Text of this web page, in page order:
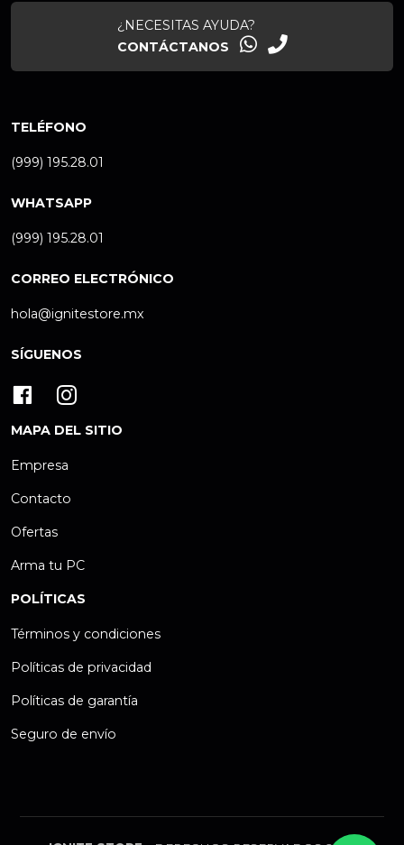
¿NECESITAS AYUDA?
CONTÁCTANOS
TELÉFONO
(999) 195.28.01
WHATSAPP
(999) 195.28.01
CORREO ELECTRÓNICO
hola@ignitestore.mx
SÍGUENOS
MAPA DEL SITIO
Empresa
Contacto
Ofertas
Arma tu PC
POLÍTICAS
Términos y condiciones
Políticas de privacidad
Políticas de garantía
Seguro de envío